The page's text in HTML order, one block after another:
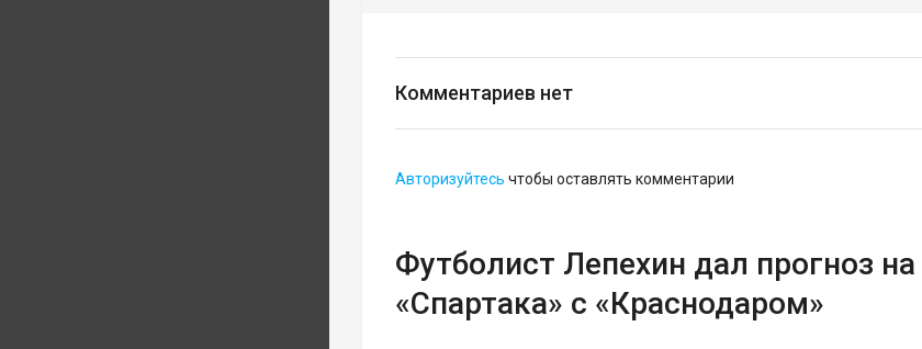
Комментариев нет
Авторизуйтесь чтобы оставлять комментарии
Футболист Лепехин дал прогноз
«Спартака» с «Краснодаром»